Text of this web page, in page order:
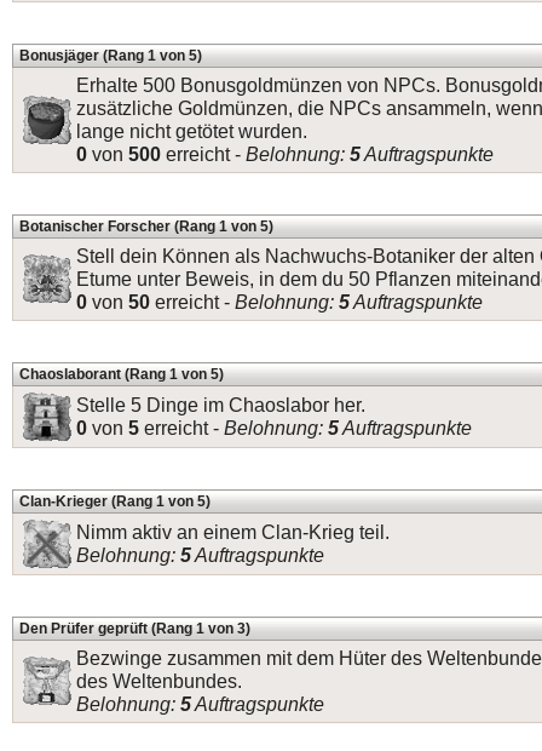
Bonusjäger (Rang 1 von 5)
Erhalte 500 Bonusgoldmünzen von NPCs.
zusätzliche Goldmünzen, die NPCs ansammeln,
lange nicht getötet wurden.
0 von 500 erreicht - Belohnung: 5Auftragspunkte
Botanischer Forscher (Rang 1 von 5)
Stell dein Können als Nachwuchs-Botaniker der alten
Etume unter Beweis, in dem du 50 Pflanzen
0 von 50 erreicht - Belohnung: 5Auftragspunkte
Chaoslaborant (Rang 1 von 5)
Stelle 5 Dinge im Chaoslabor her.
0 von 5 erreicht - Belohnung: 5Auftragspunkte
Clan-Krieger (Rang 1 von 5)
Nimm aktiv an einem Clan-Krieg teil.
Belohnung: 5Auftragspunkte
Den Prüfer geprüft (Rang 1 von 3)
Bezwinge zusammen mit dem Hüter des
des Weltenbundes.
Belohnung: 5Auftragspunkte